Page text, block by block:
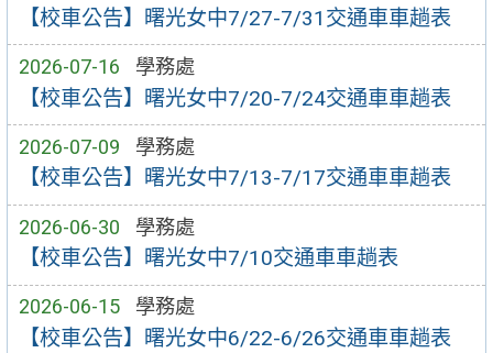
【校車公告】曙光女中7/27-7/31交通車車趟表
2026-07-16 學務處
【校車公告】曙光女中7/20-7/24交通車車趟表
2026-07-09 學務處
【校車公告】曙光女中7/13-7/17交通車車趟表
2026-06-30 學務處
【校車公告】曙光女中7/10交通車車趟表
2026-06-15 學務處
【校車公告】曙光女中6/22-6/26交通車車趟表